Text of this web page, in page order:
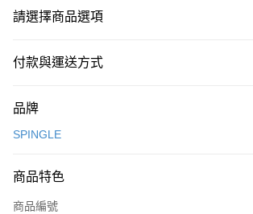
請選擇商品選項
付款與運送方式
信用卡一次付款
LINE Pay
Apple Pay
品牌
SPINGLE
商品特色
商品編號